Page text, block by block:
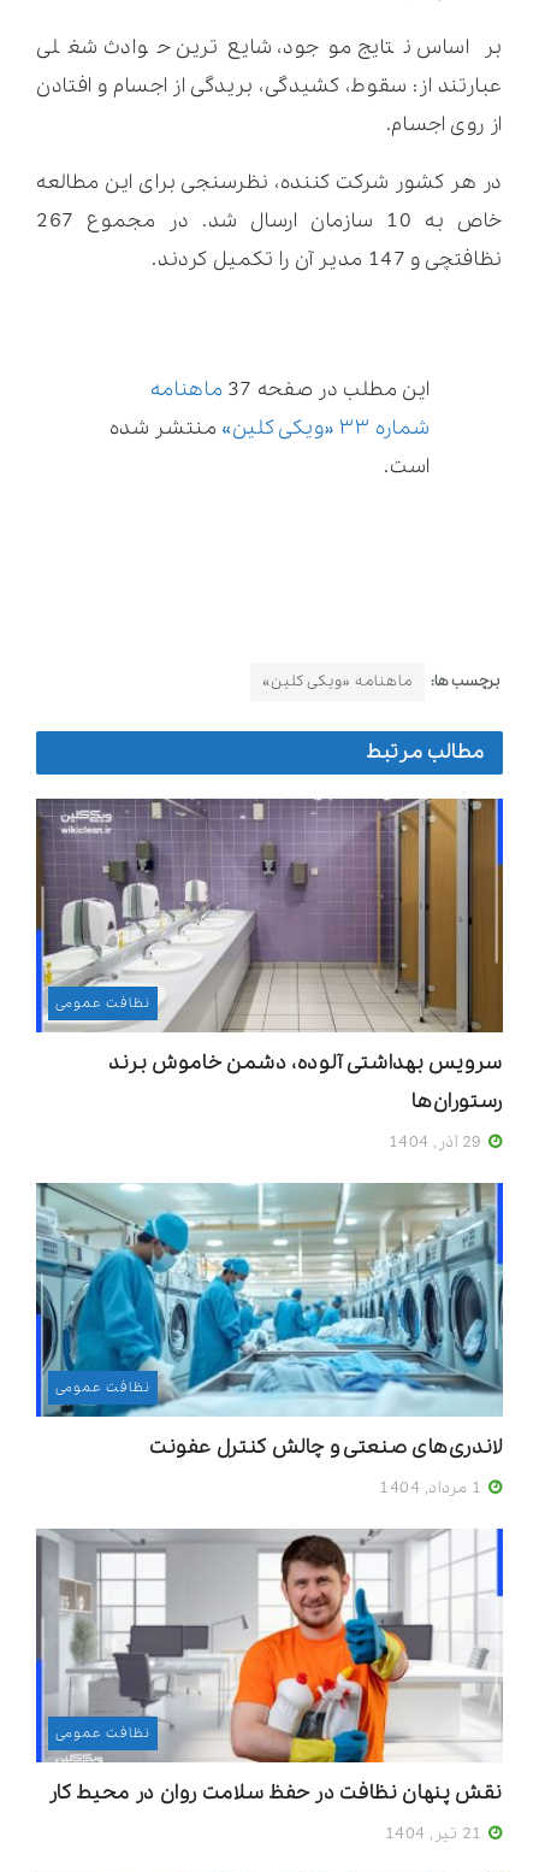
بر اساس نتایج موجود، شایع‌ترین حوادث شغلی
عبارتند از: سقوط، کشیدگی، بریدگی از اجسام و افتادن
از روی اجسام.
در هر کشور شرکت کننده، نظرسنجی برای این مطالعه
خاص به 10 سازمان ارسال شد. در مجموع 267
نظافتچی و 147 مدیر آن را تکمیل کردند.
این مطلب در صفحه 37
ماهنامه
شماره ۳۳ «ویکی کلین»
منتشر شده
است.
برچسب ها: ماهنامه «ویکی کلین»
مطالب مرتبط
نظافت عمومی
سرویس بهداشتی آلوده، دشمن خاموش برند
رستوران‌ها
نظافت عمومی
لاندری‌های صنعتی و چالش کنترل عفونت
نظافت عمومی
نقش پنهان نظافت در حفظ سلامت روان در محیط کار